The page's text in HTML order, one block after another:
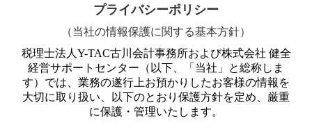
事業承継の支援
相続税対策
経営相談窓口
プライバシーポリシー
（当社の情報保護に関する基本方針）
税理士法人 Y-TAC古川会計事務所および株式会社 健全
経営サポートセンター（以下、「当社」と総称しま
す）では、業務の遂行上お預かりしたお客様の情報を
大切に取り扱い、以下のとおり保護方針を定め、厳重
に保護・管理いたします。